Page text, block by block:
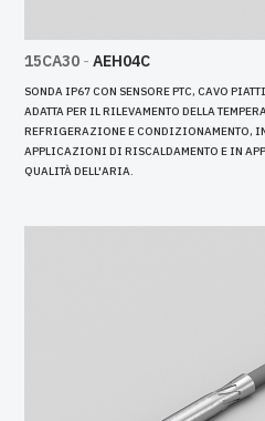
15CA30 - AEH04C
SONDA IP67 CON SENSORE PTC, CAVO
ADATTA PER IL RILEVAMENTO DELLA
REFRIGERAZIONE E CONDIZIONAMENTO,
APPLICAZIONI DI RISCALDAMENTO E IN
QUALITÀ DELL'ARIA.